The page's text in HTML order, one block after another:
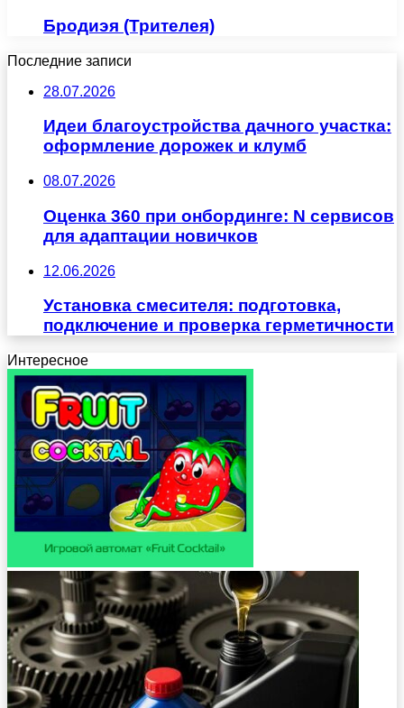
Бродиэя (Трителея)
Последние записи
28.07.2026
Идеи благоустройства дачного участка:
оформление дорожек и клумб
08.07.2026
Оценка 360 при онбординге: N сервисов
для адаптации новичков
12.06.2026
Установка смесителя: подготовка,
подключение и проверка герметичности
Интересное